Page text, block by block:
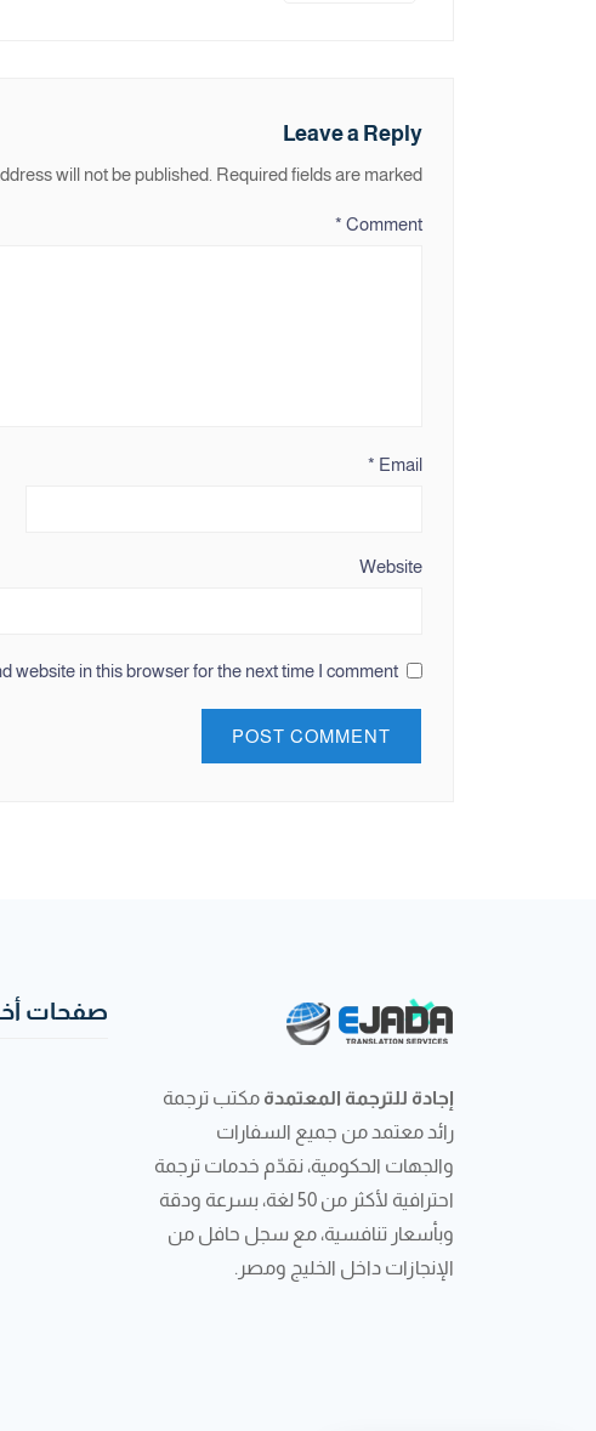
Leave a Reply
will not be published. Required fields are marked
Comment
*
Email
*
Website
website in this browser for the next time I comment.
إجادة للترجمة المعتمدة مكتب ترجمة
رائد معتمد من جميع السفارات
والجهات الحكومية، نقدّم خدمات ترجمة
احترافية لأكثر من 50 لغة، بسرعة ودقة
وبأسعار تنافسية، مع سجل حافل من
الإنجازات داخل الخليج ومصر.
صفحات